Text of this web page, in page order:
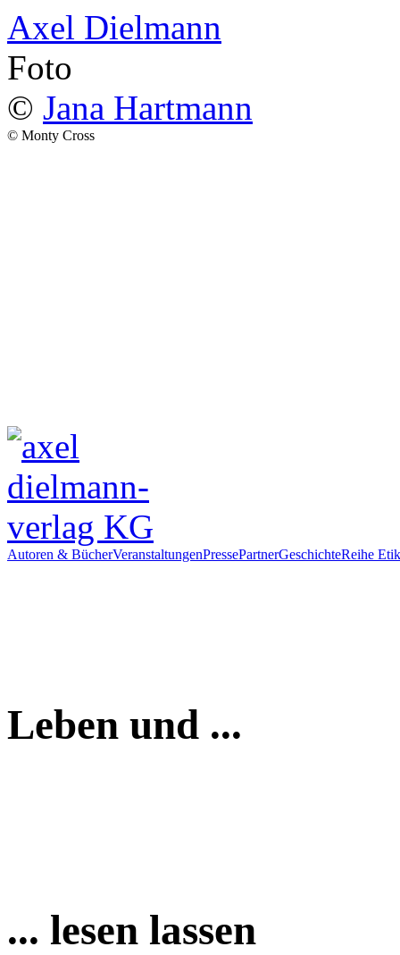
Axel Dielmann
Foto
© Jana Hartmann
© Monty Cross
Autoren & BücherVeranstaltungenPressePartnerGeschichteReihe
Leben und ...
... lesen lassen